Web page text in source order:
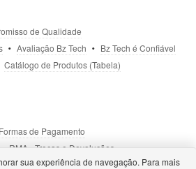
de Qualidade
Avaliação Bz Tech
Bz Tech é Confiável
Catálogo de Produtos (Tabela)
Formas de Pagamento
RMA - Trocas e Devoluções
Termos de Uso Site Seguro
sua experiência de navegação. Para mais